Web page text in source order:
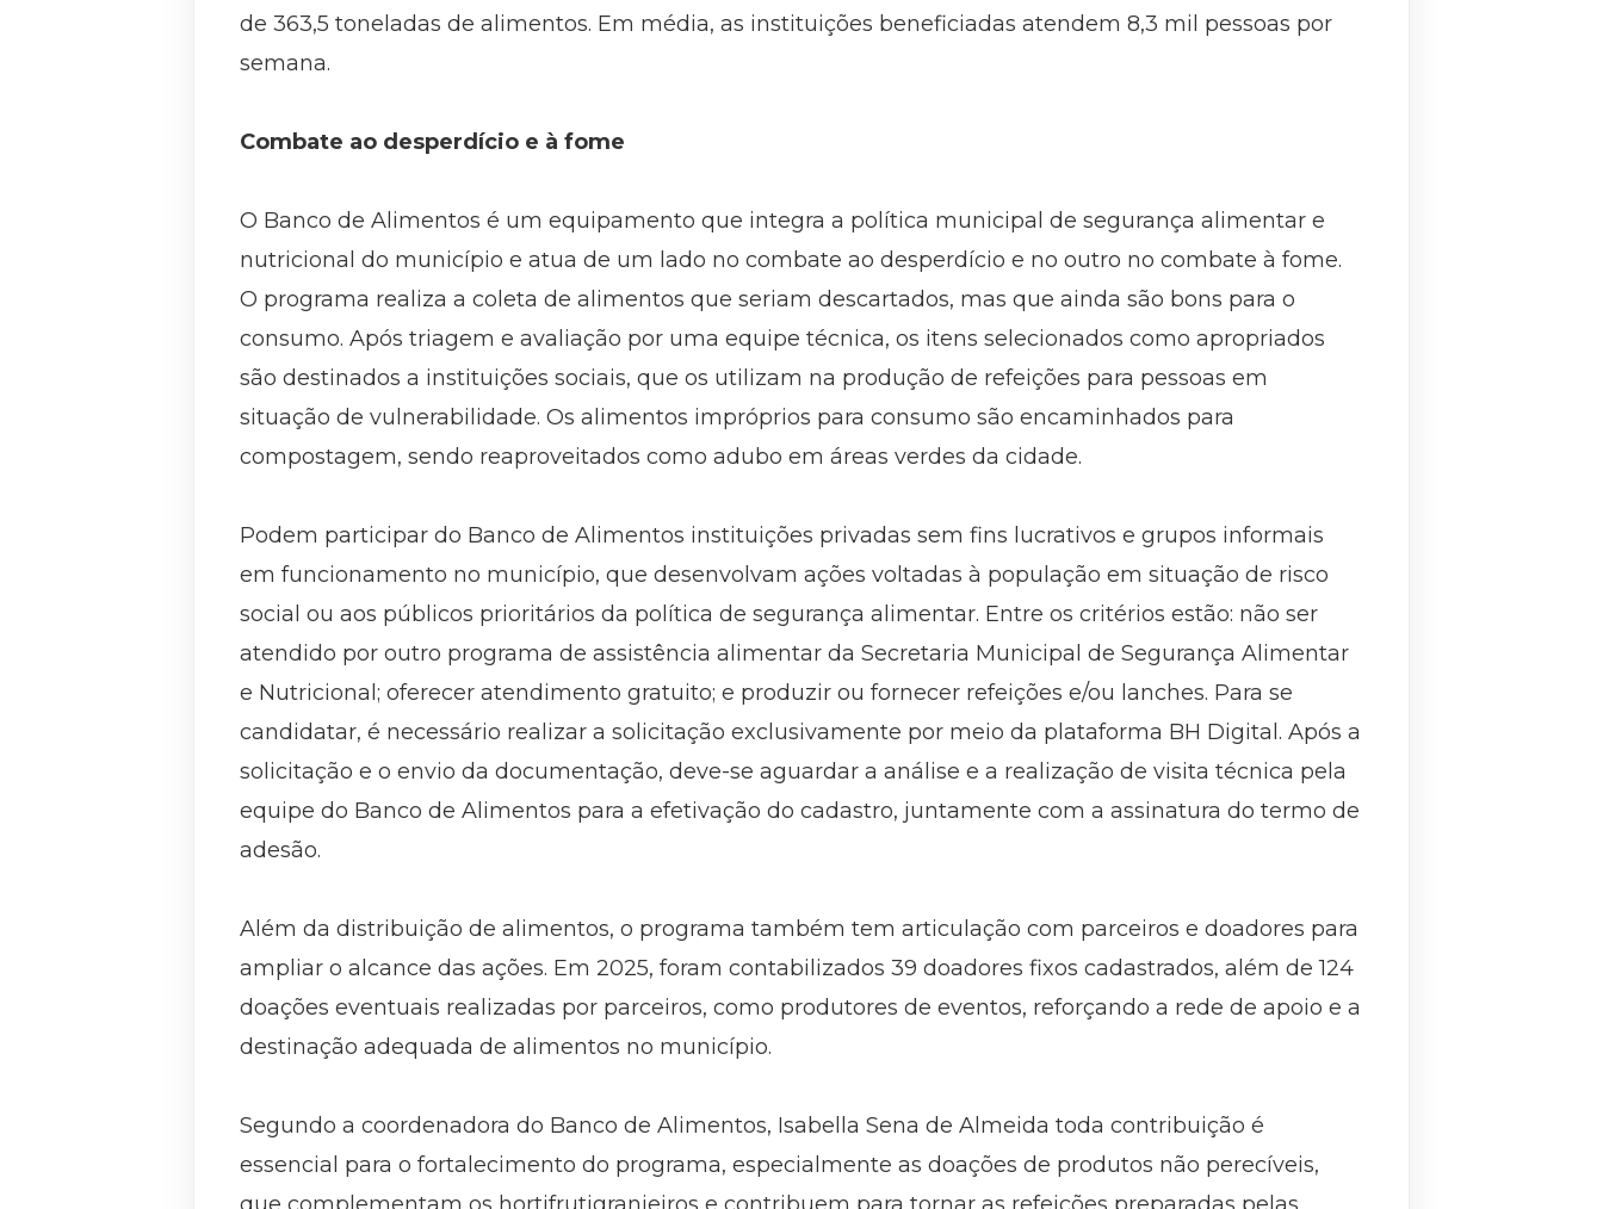
de 363,5 toneladas de alimentos. Em média, as instituições beneficiadas atendem 8,3 mil pessoas por
semana.
Combate ao desperdício e à fome
O Banco de Alimentos é um equipamento que integra a política municipal de segurança alimentar e
nutricional do município e atua de um lado no combate ao desperdício e no outro no combate à fome.
O programa realiza a coleta de alimentos que seriam descartados, mas que ainda são bons para o
consumo. Após triagem e avaliação por uma equipe técnica, os itens selecionados como apropriados
são destinados a instituições sociais, que os utilizam na produção de refeições para pessoas em
situação de vulnerabilidade. Os alimentos impróprios para consumo são encaminhados para
compostagem, sendo reaproveitados como adubo em áreas verdes da cidade.
Podem participar do Banco de Alimentos instituições privadas sem fins lucrativos e grupos informais
em funcionamento no município, que desenvolvam ações voltadas à população em situação de risco
social ou aos públicos prioritários da política de segurança alimentar. Entre os critérios estão: não ser
atendido por outro programa de assistência alimentar da Secretaria Municipal de Segurança Alimentar
e Nutricional; oferecer atendimento gratuito; e produzir ou fornecer refeições e/ou lanches. Para se
candidatar, é necessário realizar a solicitação exclusivamente por meio da plataforma BH Digital. Após a
solicitação e o envio da documentação, deve-se aguardar a análise e a realização de visita técnica pela
equipe do Banco de Alimentos para a efetivação do cadastro, juntamente com a assinatura do termo de
adesão.
Além da distribuição de alimentos, o programa também tem articulação com parceiros e doadores para
ampliar o alcance das ações. Em 2025, foram contabilizados 39 doadores fixos cadastrados, além de 124
doações eventuais realizadas por parceiros, como produtores de eventos, reforçando a rede de apoio e a
destinação adequada de alimentos no município.
Segundo a coordenadora do Banco de Alimentos, Isabella Sena de Almeida toda contribuição é
essencial para o fortalecimento do programa, especialmente as doações de produtos não perecíveis,